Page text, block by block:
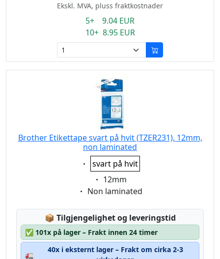
Ekskl. MVA, pluss fraktkostnader
5+ 9.04 EUR
10+ 8.95 EUR
Brother Etikettape svart på hvit (TZER231), 12mm,
non laminated
Eigenschaft:
svart på hvit
Eigenschaft:
12mm
Eigenschaft:
Non laminated
📦 Lagerstatus:
Tilgjengelighet og leveringstid
✅ 101x på lager – Frakt innen 24 timer
🚛
40x i eksternt lager – Frakt om cirka 2-3